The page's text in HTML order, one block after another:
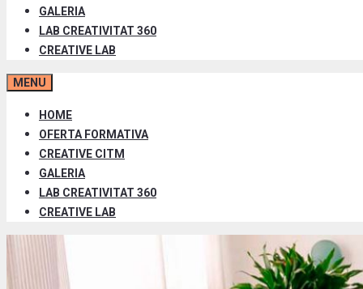
GALERIA
LAB CREATIVITAT 360
CREATIVE LAB
MENU
HOME
OFERTA FORMATIVA
CREATIVE CITM
GALERIA
LAB CREATIVITAT 360
CREATIVE LAB